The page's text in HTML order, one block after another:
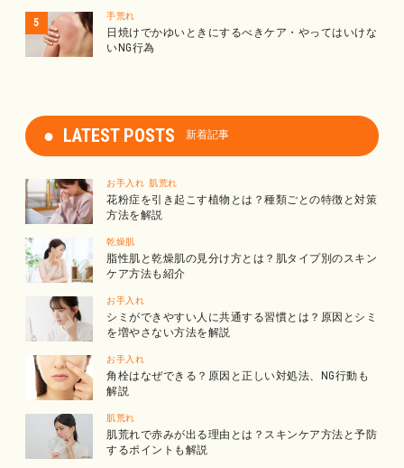
手荒れ
日焼けでかゆいときにするべきケア・やってはいけな
いNG行為
LATEST POSTS 新着記事
お手入れ 肌荒れ
花粉症を引き起こす植物とは？種類ごとの特徴と対策
方法を解説
乾燥肌
脂性肌と乾燥肌の見分け方とは？肌タイプ別のスキン
ケア方法も紹介
お手入れ
シミができやすい人に共通する習慣とは？原因とシミ
を増やさない方法を解説
お手入れ
角栓はなぜできる？原因と正しい対処法、NG行動も
解説
肌荒れ
肌荒れで赤みが出る理由とは？スキンケア方法と予防
するポイントも解説